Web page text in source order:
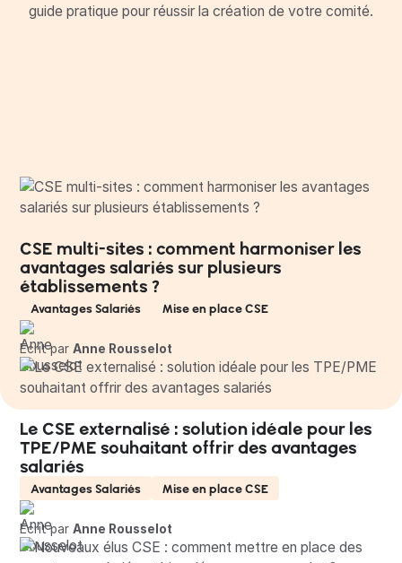
guide pratique pour réussir la création de votre comité.
CSE multi-sites : comment harmoniser les
avantages salariés sur plusieurs
établissements ?
Avantages Salariés Mise en place CSE
Écrit parAnne Rousselot
Le CSE externalisé : solution idéale pour les
TPE/PME souhaitant offrir des avantages
salariés
Avantages Salariés Mise en place CSE
Écrit parAnne Rousselot